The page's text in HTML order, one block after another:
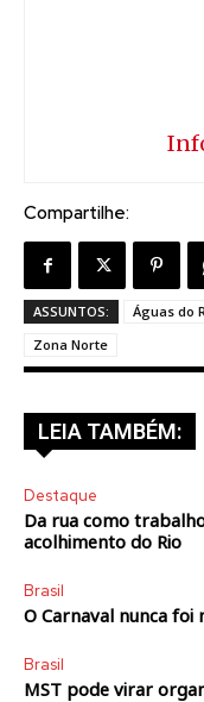
Compartilhe:
ASSUNTOS: Águas do
Zona Norte
LEIA TAMBÉM:
Destaque
Da rua como
acolhimento do Rio
Brasil
O Carnaval nunca foi
Brasil
MST pode virar